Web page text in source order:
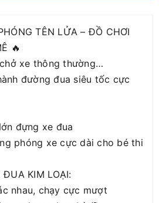
TÊN LỬA – ĐỒ CHƠI
🔥
xe thông thường…
đường đua siêu tốc cực
đựng xe đua
phóng xe cực dài cho bé thi
KIM LOẠI:
nhau, chạy cực mượt